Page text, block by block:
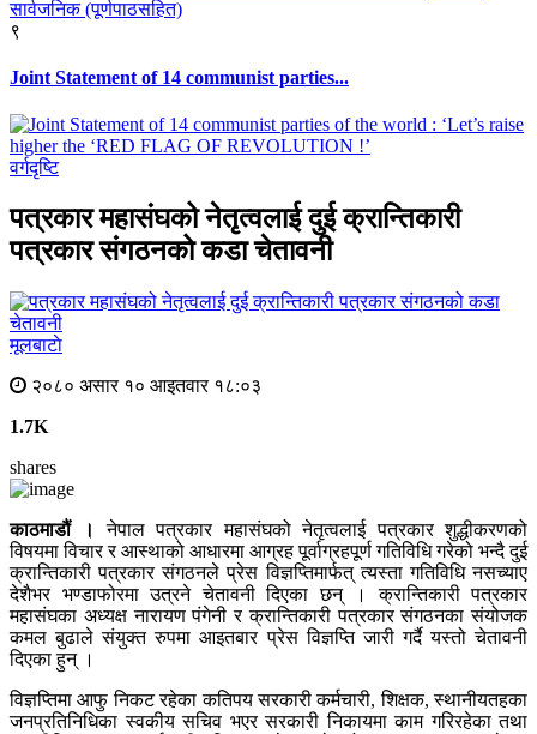
९
Joint Statement of 14 communist parties...
वर्गदृष्टि
पत्रकार महासंघको नेतृत्वलाई दुई क्रान्तिकारी
पत्रकार संगठनको कडा चेतावनी
मूलबाटाे
२०८० असार १० आइतवार १८:०३
1.7K
shares
काठमाडौं ।
नेपाल पत्रकार महासंघको नेतृत्वलाई पत्रकार शुद्धीकरणको
विषयमा विचार र आस्थाको आधारमा आग्रह पूर्वाग्रहपूर्ण गतिविधि गरेको भन्दै दुई
क्रान्तिकारी पत्रकार संगठनले प्रेस विज्ञप्तिमार्फत् त्यस्ता गतिविधि नसच्याए
देशैभर भण्डाफोरमा उत्रने चेतावनी दिएका छन् । क्रान्तिकारी पत्रकार
महासंघका अध्यक्ष नारायण पंगेनी र क्रान्तिकारी पत्रकार संगठनका संयोजक
कमल बुढाले संयुक्त रुपमा आइतबार प्रेस विज्ञप्ति जारी गर्दै यस्तो चेतावनी
दिएका हुन् ।
विज्ञप्तिमा आफु निकट रहेका कतिपय सरकारी कर्मचारी, शिक्षक, स्थानीयतहका
जनप्रतिनिधिका स्वकीय सचिव भएर सरकारी निकायमा काम गरिरहेका तथा